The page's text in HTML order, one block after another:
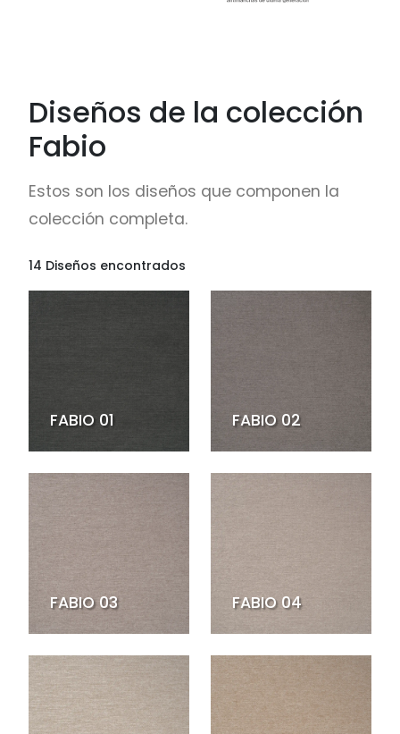
Diseños de la colección
Fabio
Estos son los diseños que componen la
colección completa.
14 Diseños encontrados
FABIO 01 FABIO 02
FABIO 03 FABIO 04